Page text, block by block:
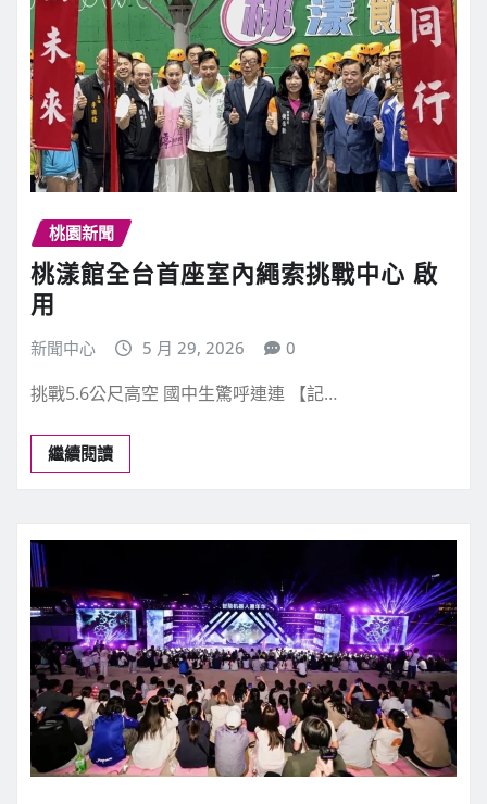
桃園新聞
桃漾館全台首座室內繩索挑戰中心 啟
用
新聞中心 5 月 29, 2026 0
挑戰5.6公尺高空 國中生驚呼連連 【記…
繼續閱讀